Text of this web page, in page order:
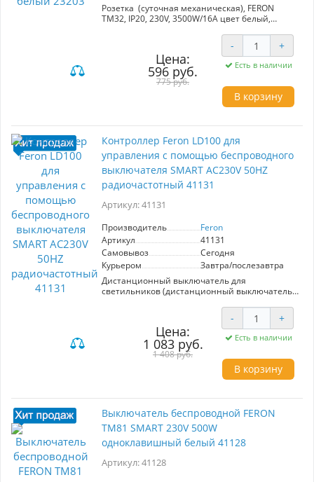
Розетка (суточная механическая), FERON
TM32, IP20, 230V, 3500W/16А цвет белый,
- 48 программ ВКЛ/ВЫКЛ «ON/OFF» с шагом в 15
- 24-часовой режим
- Переключатель режимов работы
«Таймер»/«Постоянно включено»
- Погрешность: ±1 минута в месяц
Цена:
596 руб.
775 руб.
- +
Есть в наличии
В корзину
Контроллер Feron LD100 для
управления с помощью беспроводного
выключателя SMART AC230V 50HZ
радиочастотный 41131
Артикул: 41131
Производитель
Feron
Артикул
41131
Самовывоз
Сегодня
Курьером
Завтра/послезавтра
Дистанционный выключатель для
светильников (дистанционный выключатель),
Цена:
1 083 руб.
1 408 руб.
- +
Есть в наличии
В корзину
Выключатель беспроводной FERON
TM81 SMART 230V 500W
одноклавишный белый 41128
Артикул: 41128